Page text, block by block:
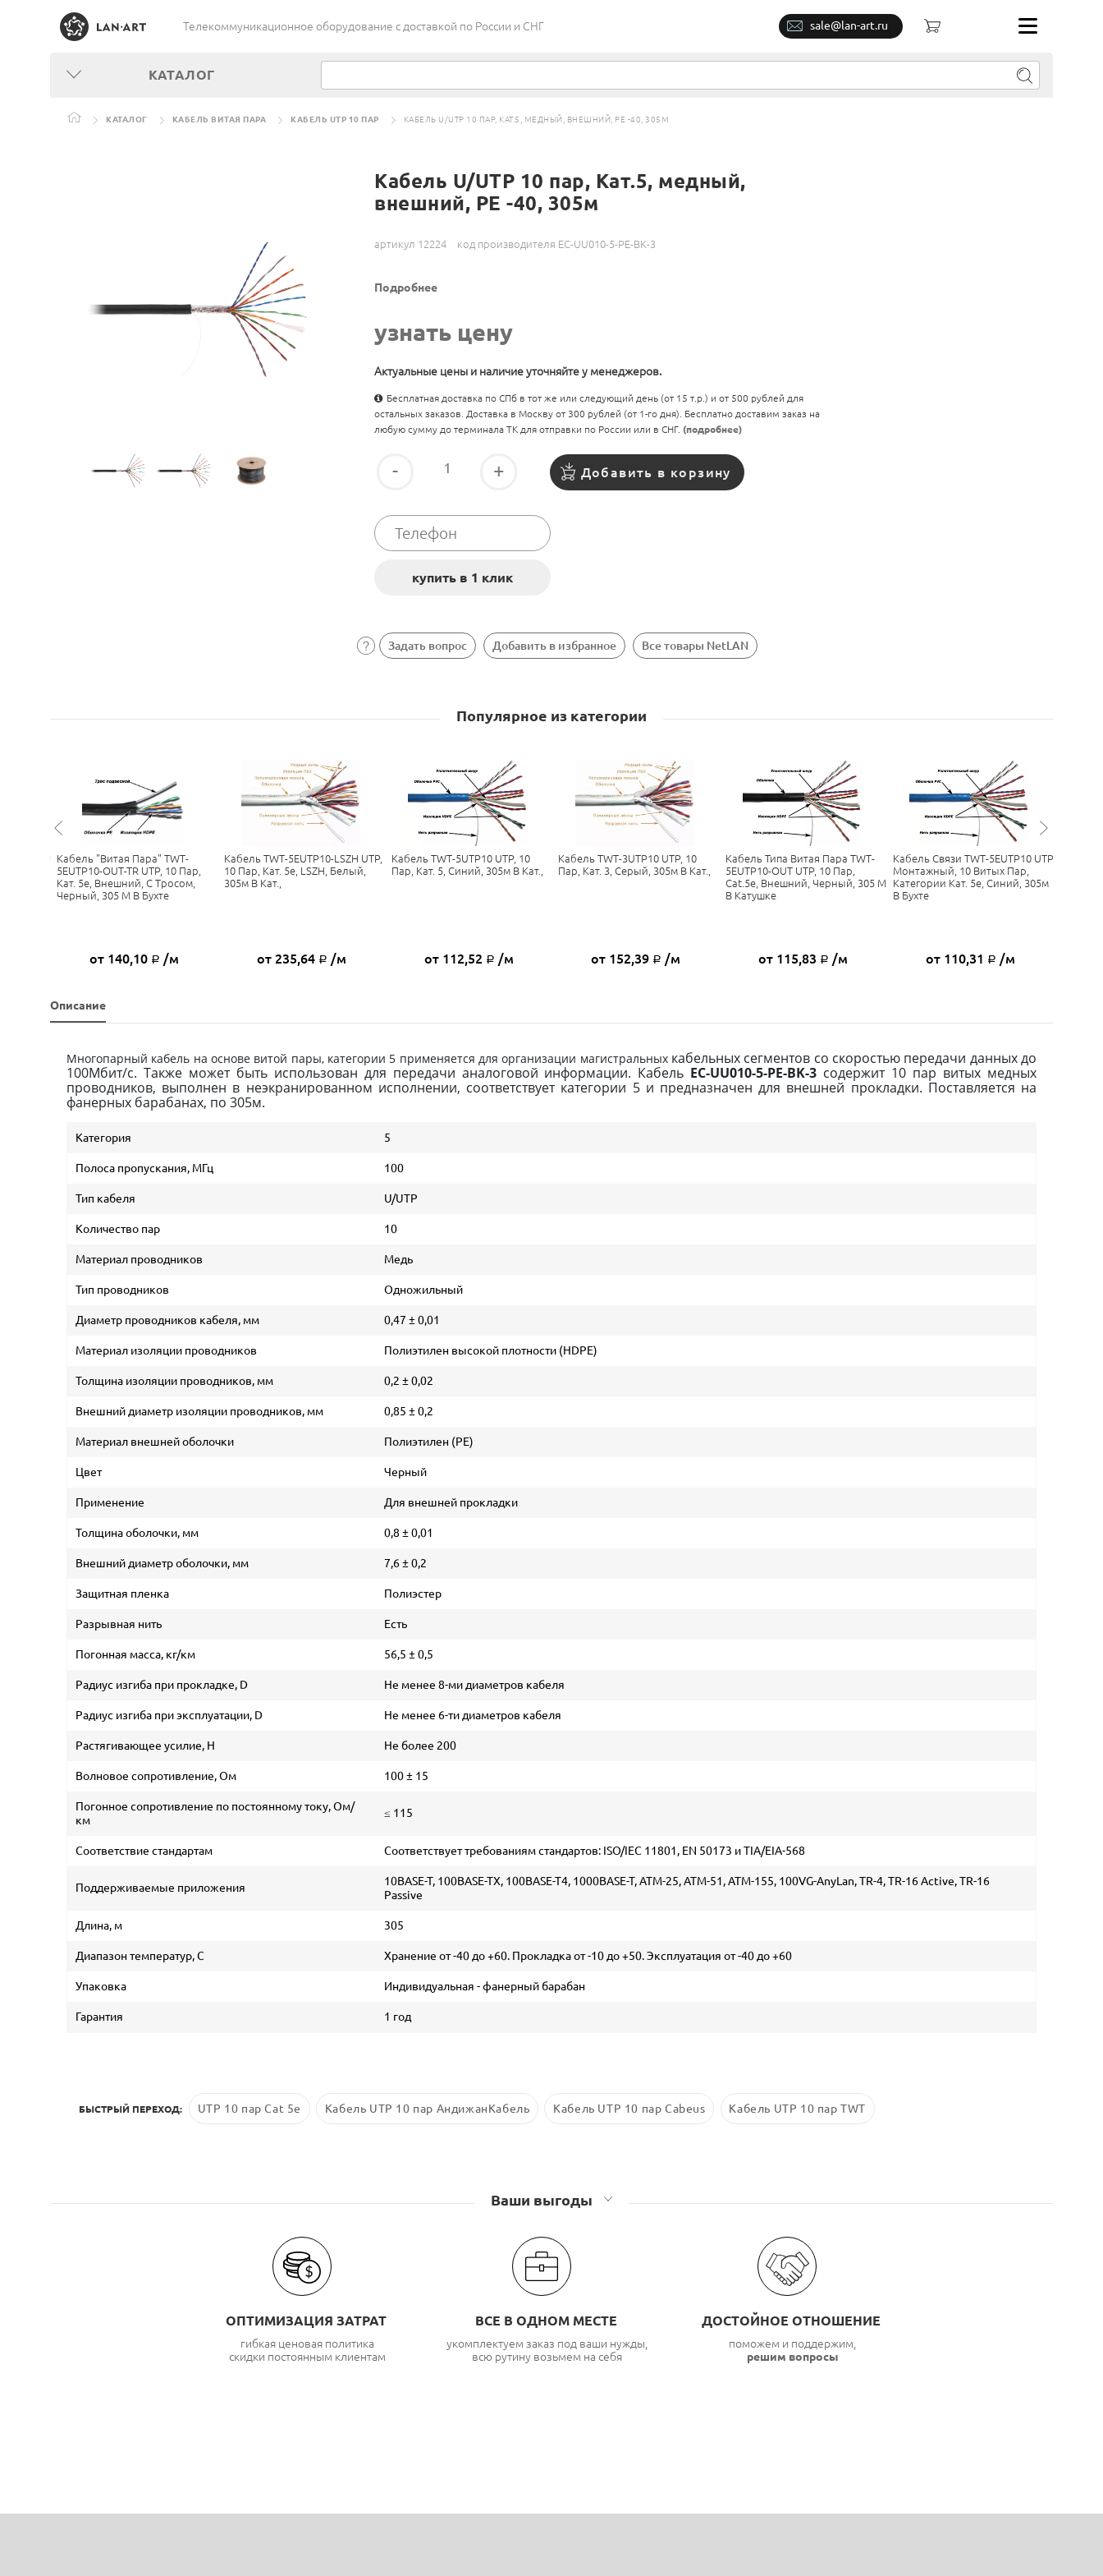
Телекоммуникационное оборудование c доставкой по России и СНГ sale@lan-art.ru
КАТАЛОГ
КАТАЛОГ КАБЕЛЬ ВИТАЯ ПАРА КАБЕЛЬ UTP 10 ПАР КАБЕЛЬ U/UTP 10 ПАР, КАТ.5, МЕДНЫЙ, ВНЕШНИЙ, PE -40, 305М
Кабель U/UTP 10 пар, Кат.5, медный,
внешний, PE -40, 305м
артикул 12224 код производителя EC-UU010-5-PE-BK-3
Подробнее
узнать цену
Актуальные цены и наличие уточняйте у менеджеров.
Бесплатная доставка по СПб в тот же или следующий день (от 15 т.р.) и от 500 рублей для
остальных заказов. Доставка в Москву от 300 рублей (от 1-го дня). Бесплатно доставим заказ на
любую сумму до терминала ТК для отправки по России или в СНГ. (подробнее)
- + Добавить в корзину
Задать вопрос Добавить в избранное Все товары NetLAN
Популярное из категории
UTP Кабель "Витая Пара" TWT-
5EUTP10-OUT-TR UTP, 10 Пар,
Кат. 5e, Внешний, С Тросом,
Черный, 305 М В Бухте
от 140,10 Р /м
Кабель TWT-5EUTP10-LSZH UTP,
10 Пар, Кат. 5e, LSZH, Белый,
305м В Кат.,
от 235,64 Р /м
Кабель TWT-5UTP10 UTP, 10
Пар, Кат. 5, Синий, 305м В Кат.,
от 112,52 Р /м
Кабель TWT-3UTP10 UTP, 10
Пар, Кат. 3, Серый, 305м В Кат.,
от 152,39 Р /м
Кабель Типа Витая Пара TWT-
5EUTP10-OUT UTP, 10 Пар,
Cat.5e, Внешний, Черный, 305 М
В Катушке
от 115,83 Р /м
Кабель Связи TWT-5EUTP10 UTP
Монтажный, 10 Витых Пар,
Категории Кат. 5e, Синий, 305м
В Бухте
от 110,31 Р /м
Описание
Многопарный кабель на основе витой пары, категории 5 применяется для организации магистральных кабельных сегментов со скоростью передачи данных до
100Мбит/c. Также может быть использован для передачи аналоговой информации. Кабель EC-UU010-5-PE-BK-3 содержит 10 пар витых медных
проводников, выполнен в неэкранированном исполнении, соответствует категории 5 и предназначен для внешней прокладки. Поставляется на
фанерных барабанах, по 305м.
Категория 5
Полоса пропускания, МГц 100
Тип кабеля U/UTP
Количество пар 10
Материал проводников Медь
Тип проводников Одножильный
Диаметр проводников кабеля, мм 0,47 ± 0,01
Материал изоляции проводников Полиэтилен высокой плотности (HDPE)
Толщина изоляции проводников, мм 0,2 ± 0,02
Внешний диаметр изоляции проводников, мм 0,85 ± 0,2
Материал внешней оболочки Полиэтилен (PE)
Цвет Черный
Применение Для внешней прокладки
Толщина оболочки, мм 0,8 ± 0,01
Внешний диаметр оболочки, мм 7,6 ± 0,2
Защитная пленка Полиэстер
Разрывная нить Есть
Погонная масса, кг/км 56,5 ± 0,5
Радиус изгиба при прокладке, D Не менее 8-ми диаметров кабеля
Радиус изгиба при эксплуатации, D Не менее 6-ти диаметров кабеля
Растягивающее усилие, H Не более 200
Волновое сопротивление, Ом 100 ± 15
Погонное сопротивление по постоянному току, Ом/
км
≤ 115
Соответствие стандартам Соответствует требованиям стандартов: ISO/IEC 11801, EN 50173 и TIA/EIA-568
Поддерживаемые приложения
10BASE-T, 100BASE-TX, 100BASE-T4, 1000BASE-T, ATM-25, ATM-51, ATM-155, 100VG-AnyLan, TR-4, TR-16 Active, TR-16
Passive
Длина, м 305
Диапазон температур, С Хранение от -40 до +60. Прокладка от -10 до +50. Эксплуатация от -40 до +60
Упаковка Индивидуальная - фанерный барабан
Гарантия 1 год
БЫСТРЫЙ ПЕРЕХОД: UTP 10 пар Cat 5е Кабель UTP 10 пар АндижанКабель Кабель UTP 10 пар Cabeus Кабель UTP 10 пар TWT
Ваши выгоды
ОПТИМИЗАЦИЯ ЗАТРАТ
гибкая ценовая политика
скидки постоянным клиентам
ВСЕ В ОДНОМ МЕСТЕ
укомплектуем заказ под ваши нужды,
всю рутину возьмем на себя
ДОСТОЙНОЕ ОТНОШЕНИЕ
поможем и поддержим,
решим вопросы